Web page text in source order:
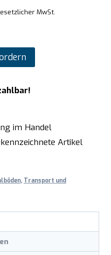
MwSt.
im Handel
Artikel
, Transport und